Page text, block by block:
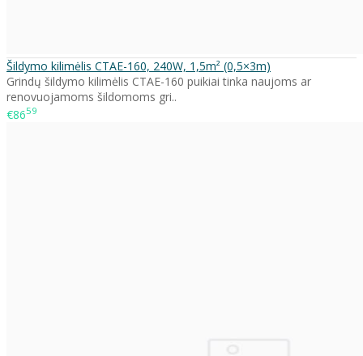
Šildymo kilimėlis CTAE-160, 240W, 1,5m² (0,5×3m)
Grindų šildymo kilimėlis CTAE-160 puikiai tinka naujoms ar
renovuojamoms šildomoms gri..
€8659